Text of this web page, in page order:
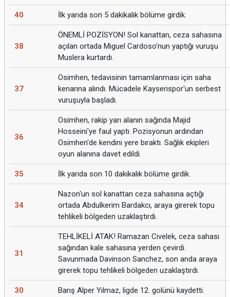
40 İlk yarıda son 5 dakikalık bölüme girdik.
38
ÖNEMLİ POZİSYON! Sol kanattan, ceza sahasına
açılan ortada Miguel Cardoso'nun yaptığı vuruşu
Muslera kurtardı.
37
Osimhen, tedavisinin tamamlanması için saha
kenarına alındı. Mücadele Kayserispor'un serbest
vuruşuyla başladı.
36
Osimhen, rakip yarı alanın sağında Majid
Hosseini'ye faul yaptı. Pozisyonun ardından
Osimhen'de kendini yere bıraktı. Sağlık ekipleri
oyun alanına davet edildi.
35 İlk yarıda son 10 dakikalık bölüme girdik.
34
Nazon'un sol kanattan ceza sahasına açtığı
ortada Abdulkerim Bardakcı, araya girerek topu
tehlikeli bölgeden uzaklaştırdı.
31
TEHLİKELİ ATAK! Ramazan Civelek, ceza sahası
sağından kale sahasına yerden çevirdi.
Savunmada Davinson Sanchez, son anda araya
girerek topu tehlikeli bölgeden uzaklaştırdı.
30 Barış Alper Yılmaz, ligde 12. golünü kaydetti.